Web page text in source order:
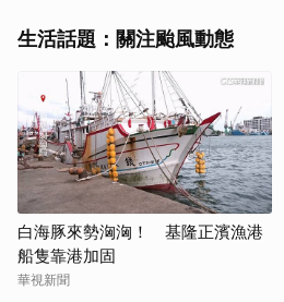
生活話題：關注颱風動態
白海豚來勢洶洶！ 基隆正濱漁港
船隻靠港加固
華視新聞